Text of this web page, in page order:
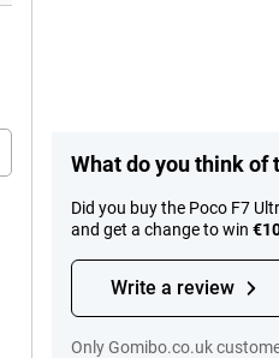
What do you think of
Did you buy the Poco F7
and get a change to win
Write a review
Only Gomibo.co.uk